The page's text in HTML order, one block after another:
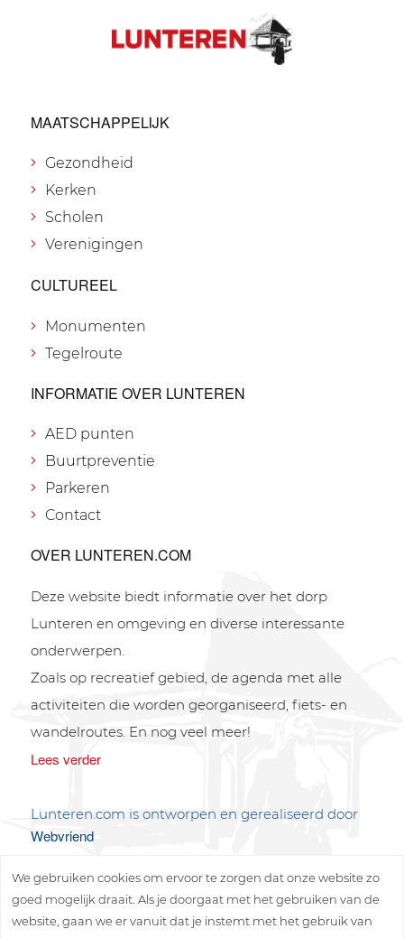
MAATSCHAPPELIJK
Gezondheid
Kerken
Scholen
Verenigingen
CULTUREEL
Monumenten
Tegelroute
INFORMATIE OVER LUNTEREN
AED punten
Buurtpreventie
Parkeren
Contact
OVER LUNTEREN.COM
Deze website biedt informatie over het dorp
Lunteren en omgeving en diverse interessante
onderwerpen.
Zoals op recreatief gebied, de agenda met alle
activiteiten die worden georganiseerd, fiets- en
wandelroutes. En nog veel meer!
Lees verder
Lunteren.com is ontworpen en gerealiseerd door
Webvriend
We gebruiken cookies om ervoor te zorgen dat onze website zo
goed mogelijk draait. Als je doorgaat met het gebruiken van de
website, gaan we er vanuit dat je instemt met het gebruik van